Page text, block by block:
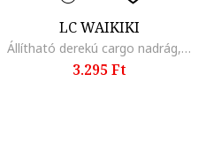
LC WAIKIKI
Állítható derekú cargo nadrág, Konyakbarna
3.295 Ft